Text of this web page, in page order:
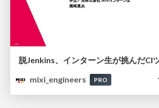
mixi_engineers
PRO